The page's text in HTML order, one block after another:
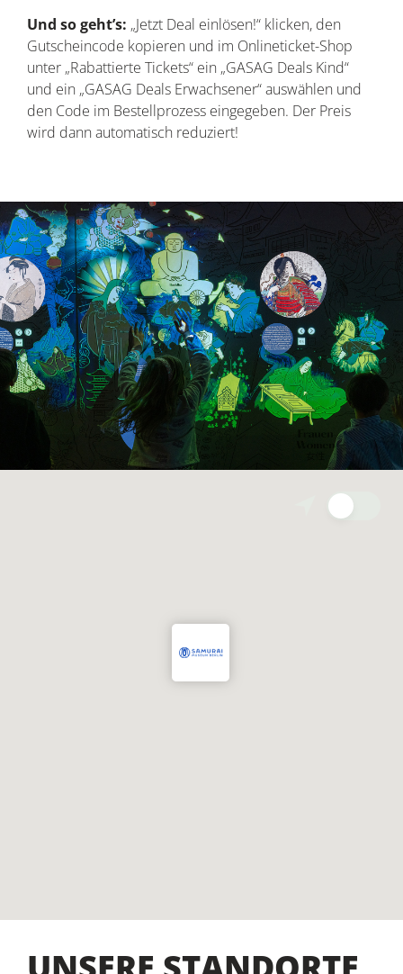
Und so geht’s: „Jetzt Deal einlösen!“ klicken, den
Gutscheincode kopieren und im Onlineticket-Shop
unter „Rabattierte Tickets“ ein „GASAG Deals Kind“
und ein „GASAG Deals Erwachsener“ auswählen und
den Code im Bestellprozess eingegeben. Der Preis
wird dann automatisch reduziert!